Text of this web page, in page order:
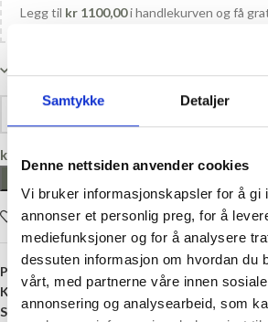
Samtykke Detaljer
Denne nettsiden anvender cookies
Vi bruker informasjonskapsler for å gi
annonser et personlig preg, for å
mediefunksjoner og for å analysere
dessuten informasjon om hvordan du
vårt, med partnerne våre innen
annonsering og analysearbeid, som
Legg til kr 1100,00i handlekurven og få
kr
Legg i ønskelisten
Produktnummer:
SG-11902016
Kategori: Garn på salg
Stikkord: Alpakka, Børstet Alpakka,Gul